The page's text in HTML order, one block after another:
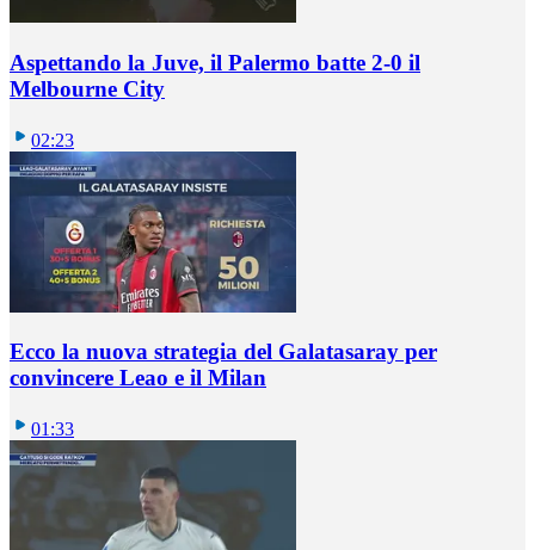
Aspettando la Juve, il Palermo batte 2-0 il
Melbourne City
02:23
Ecco la nuova strategia del Galatasaray per
convincere Leao e il Milan
01:33